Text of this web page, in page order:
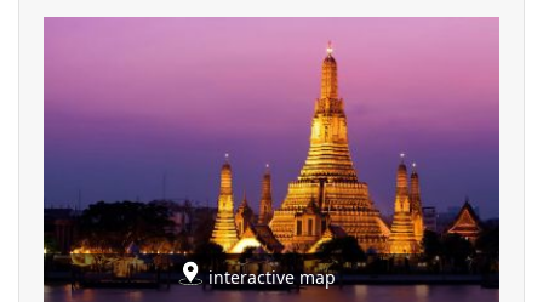
interactive map